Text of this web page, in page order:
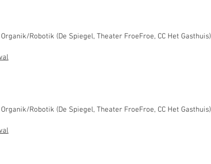
Robotik (De Spiegel, Theater FroeFroe, CC Het Gasthuis)
Robotik (De Spiegel, Theater FroeFroe, CC Het Gasthuis)